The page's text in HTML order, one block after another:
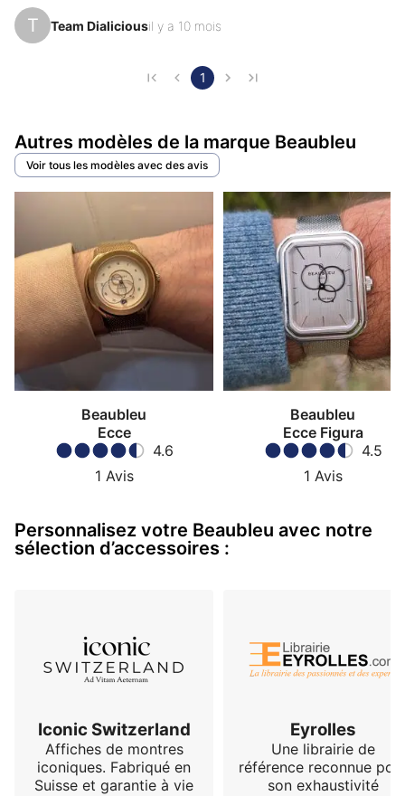
surprendre et d’explorer des territoires plutôt réservés
aux marques plus matures. La maison bien connue
certain à travestir le temps qui passe avec une aiguille
Depuis 2017, une éternité pour une jeune marque,
Beaubleu interpelle et démontre qu' une montre ronde
T Team Dialiciousil y a 10 mois
1
Autres modèles de la marque Beaubleu
Voir tous les modèles avec des avis
Beaubleu
Ecce
4.6
1 Avis
Beaubleu
Ecce Figura
4.5
1 Avis
Personnalisez votre Beaubleu avec notre
sélection d’accessoires :
Iconic Switzerland
Affiches de montres
iconiques. Fabriqué en
Suisse et garantie à vie
Eyrolles
Une librairie de
référence reconnue
son exhaustivité